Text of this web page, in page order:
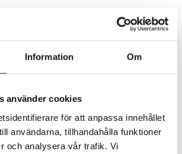
Information Om
använder cookies
för att anpassa innehållet
användarna, tillhandahålla funktioner
och analysera vår trafik. Vi
30 dagar. Fraktkostnad tillkommer.